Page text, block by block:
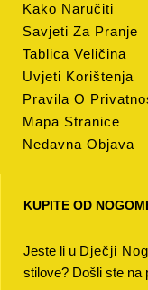
Kako Naručiti
Savjeti Za Pranje
Tablica Veličina
Uvjeti Korištenja
Pravila O
Mapa Stranice
Nedavna Objava
KUPITE OD
Jeste li u Dječji
stilove? Došli ste na